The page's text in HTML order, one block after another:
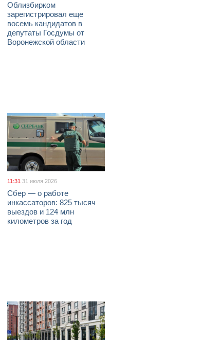
Облизбирком
зарегистрировал еще
восемь кандидатов в
депутаты Госдумы от
Воронежской области
11:31 31 июля 2026
Сбер — о работе
инкассаторов: 825 тысяч
выездов и 124 млн
километров за год